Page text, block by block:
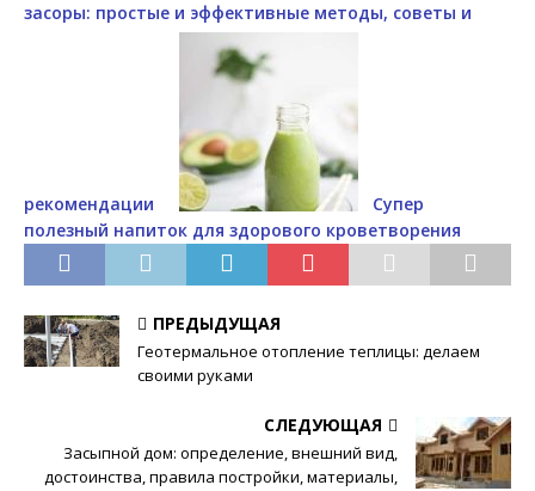
засоры: простые и эффективные методы, советы и
рекомендации
Супер
полезный напиток для здорового кроветворения
ПРЕДЫДУЩАЯ
Геотермальное отопление теплицы: делаем
своими руками
СЛЕДУЮЩАЯ
Засыпной дом: определение, внешний вид,
достоинства, правила постройки, материалы,